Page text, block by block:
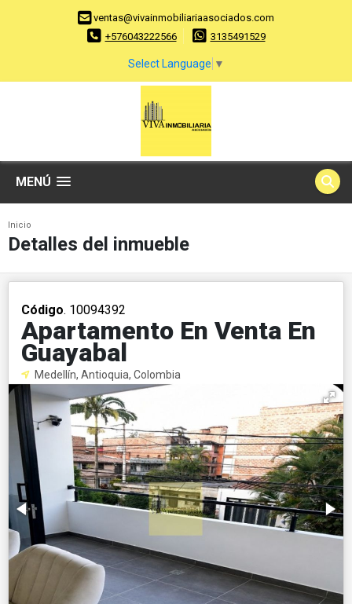
ventas@vivainmobiliariaasociados.com
+576043222566
3135491529
Select Language ▼
MENÚ
Inicio
Detalles del inmueble
Código. 10094392
Apartamento En Venta En
Guayabal
Medellín, Antioquia, Colombia